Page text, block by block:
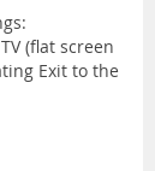
(flat screen
Exit to the